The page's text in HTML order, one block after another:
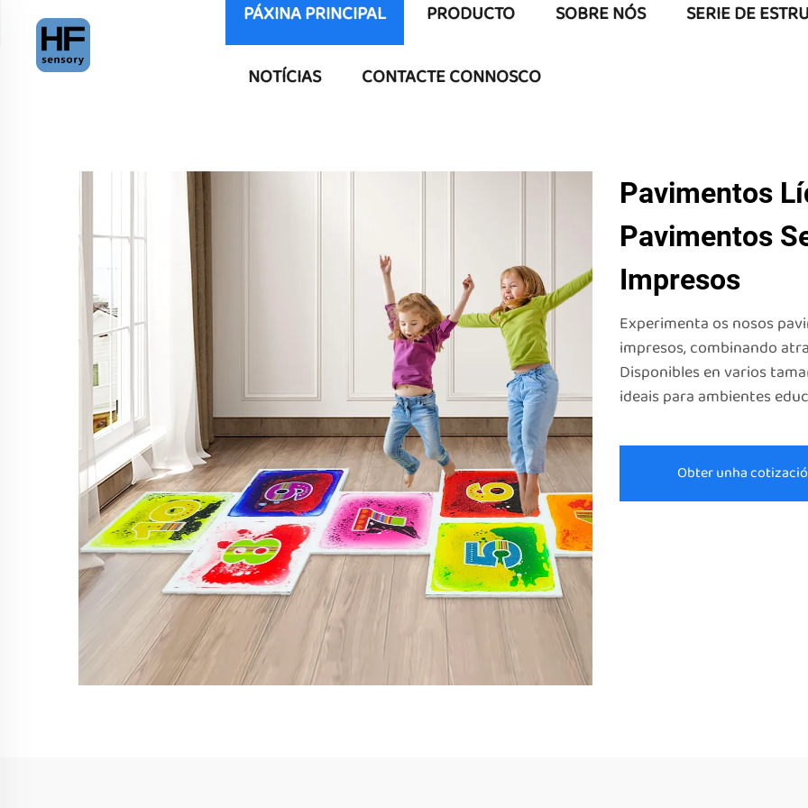
PÁXINA PRINCIPAL PRODUCTO SOBRE NÓS SERIE DE
NOTÍCIAS CONTACTE CONNOSCO
Pavimentos
Pavimentos
Impresos
Experimenta os nosos
impresos, combinando
Disponibles en varios
ideais para ambientes
Obter unha